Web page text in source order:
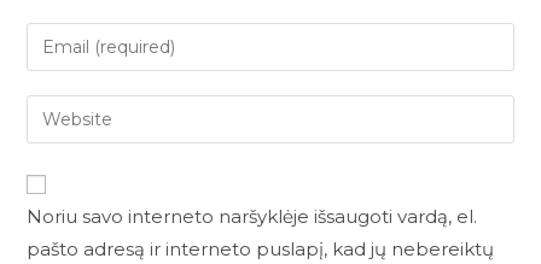
Noriu savo interneto naršyklėje išsaugoti vardą, el.
pašto adresą ir interneto puslapį, kad jų nebereiktų